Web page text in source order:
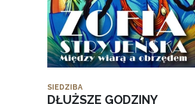
SIEDZIBA
DŁUŻSZE GODZINY